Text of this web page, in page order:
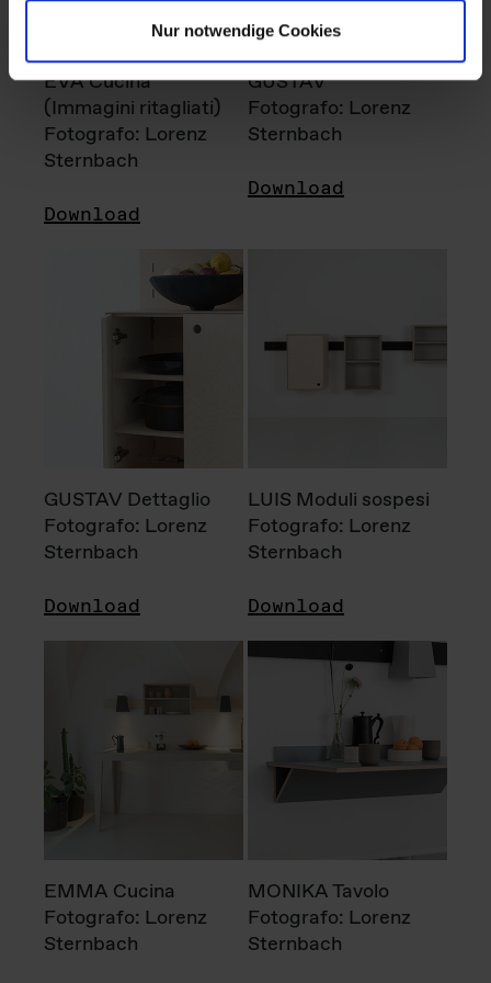
Nur notwendige Cookies
EVA Cucina
(Immagini ritagliati)
Fotografo: Lorenz
Sternbach
Download
GUSTAV
Fotografo: Lorenz
Sternbach
Download
GUSTAV Dettaglio
Fotografo: Lorenz
Sternbach
Download
LUIS Moduli sospesi
Fotografo: Lorenz
Sternbach
Download
EMMA Cucina
Fotografo: Lorenz
Sternbach
MONIKA Tavolo
Fotografo: Lorenz
Sternbach